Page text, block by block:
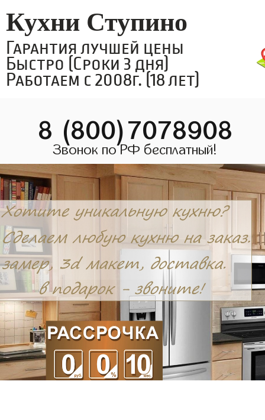
Кухни Ступино
Гарантия лучшей цены
Быстро (Сроки 3 дня)
Работаем с 2008г. (18 лет)
8 (800)7078908
Звонок по РФ бесплатный!